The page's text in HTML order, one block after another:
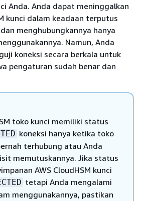
Anda. Anda dapat meninggalkan
kunci dalam keadaan terputus
menghubungkannya hanya
Namun, Anda
koneksi secara berkala untuk
pengaturan sudah benar dan
toko kunci memiliki status
koneksi hanya ketika toko
terhubung atau Anda
memutuskannya. Jika status
AWS CloudHSM kunci
tetapi Anda mengalami
menggunakannya, pastikan